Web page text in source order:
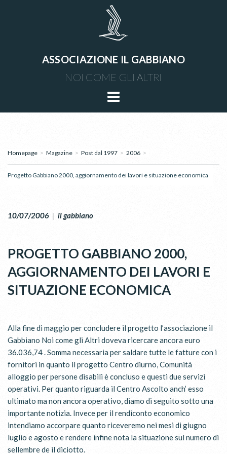
ASSOCIAZIONE IL GABBIANO
NOI COME GLI ALTRI
Homepage > Magazine > Post dal 1997 > 2006 >
Progetto Gabbiano 2000, aggiornamento dei lavori e situazione economica
10/07/2006 | il gabbiano
PROGETTO GABBIANO 2000,
AGGIORNAMENTO DEI LAVORI E
SITUAZIONE ECONOMICA
Alla fine di maggio per concludere il progetto l’associazione il
Gabbiano Noi come gli Altri doveva ricercare ancora euro
36.036,74 . Somma necessaria per saldare tutte le fatture con i
fornitori in quanto il progetto Centro diurno, Comunità
alloggio per persone disabili è concluso e questi due servizi
operativi. Per quanto riguarda il Centro Ascolto anch’ esso
ultimato ma non ancora operativo, diamo di seguito sotto una
importante notizia. Invece per il rendiconto economico
intendiamo accorpare quanto riceveremo nei mesi di giugno
luglio e agosto e rendere infine nota la situazione sul numero di
sellembre de il diciotto.